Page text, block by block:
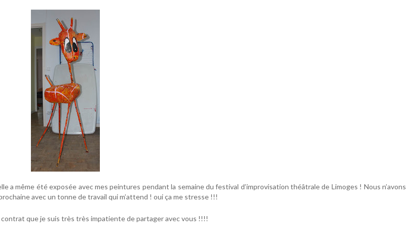
a même été exposée avec mes peintures pendant la semaine du festival d’improvisation théâtrale de Limoges ! Nous n’avons
avec un tonne de travail qui m’attend ! oui ça me stresse !!!
que je suis très très impatiente de partager avec vous !!!!